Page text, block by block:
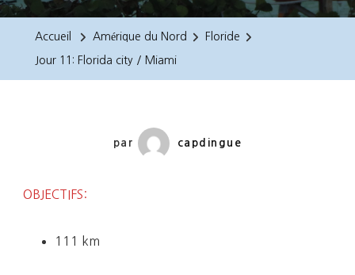
Accueil Amérique du Nord Floride
Jour 11: Florida city / Miami
par capdingue
OBJECTIFS:
111 km